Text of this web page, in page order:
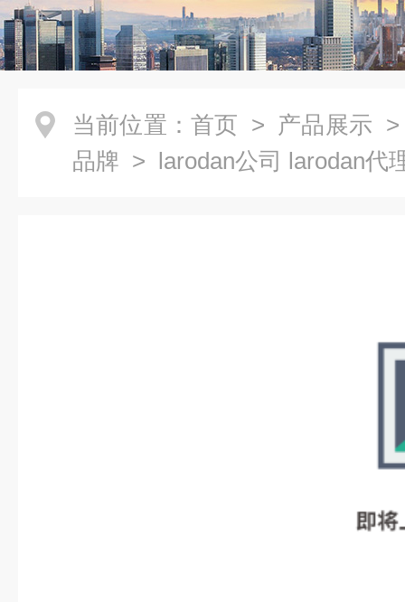
当前位置： 首页 > 产品展示
品牌 > larodan公司 larodan代